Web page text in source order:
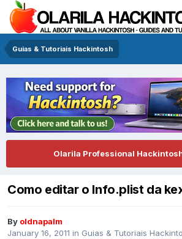
Guias & Tutoriais Hackintosh
Olarila Professional
Como editar o Info.plist da
By oldnapalm
January 16, 2011 in Guias & Tutoriais